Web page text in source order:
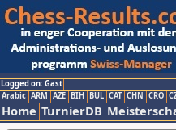
Logged on: Gast
Arabic ARM AZE BIH BUL CAT CHN CRO
Home TurnierDB